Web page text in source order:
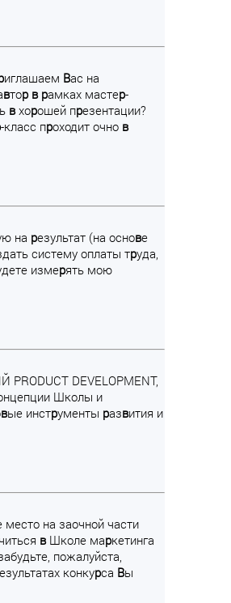
иглашаем Вас на
втор в рамках мастер-
вхорошей презентации?
-класс проходит очно в
на результат (на основе
систему оплаты труда,
измерять мою
PRODUCT DEVELOPMENT,
Школы и
вые инструменты развития и
место на заочной части
вШколе маркетинга
пожалуйста,
езультатах конкурса Вы